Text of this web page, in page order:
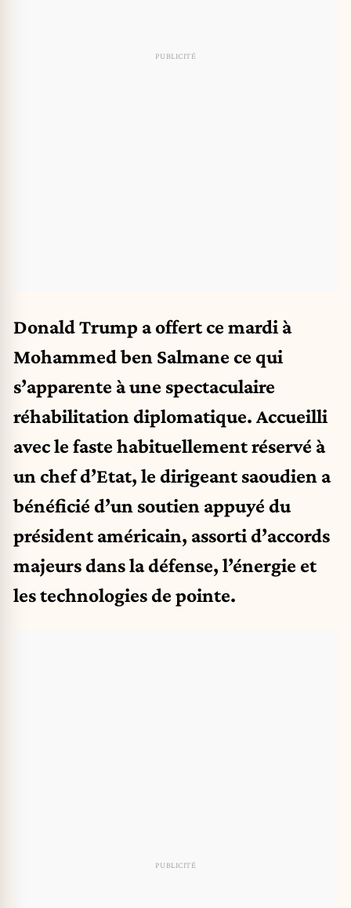
Donald Trump a offert ce mardi à
Mohammed ben Salmane ce qui
s’apparente à une spectaculaire
réhabilitation diplomatique. Accueilli
avec le faste habituellement réservé à
un chef d’Etat, le dirigeant saoudien a
bénéficié d’un soutien appuyé du
président américain, assorti d’accords
majeurs dans la défense, l’énergie et
les technologies de pointe.